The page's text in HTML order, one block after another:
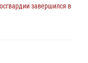
завершился в